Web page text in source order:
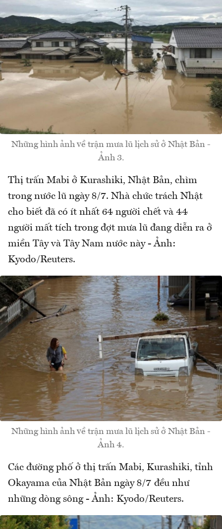
Những hình ảnh về trận mưa lũ lịch sử ở Nhật Bản -
Ảnh 3.
Thị trấn Mabi ở Kurashiki, Nhật Bản, chìm
trong nước lũ ngày 8/7. Nhà chức trách Nhật
cho biết đã có ít nhất 64 người chết và 44
người mất tích trong đợt mưa lũ đang diễn ra ở
miền Tây và Tây Nam nước này - Ảnh:
Kyodo/Reuters.
Những hình ảnh về trận mưa lũ lịch sử ở Nhật Bản -
Ảnh 4.
Các đường phố ở thị trấn Mabi, Kurashiki, tỉnh
Okayama của Nhật Bản ngày 8/7 đều như
những dòng sông - Ảnh: Kyodo/Reuters.